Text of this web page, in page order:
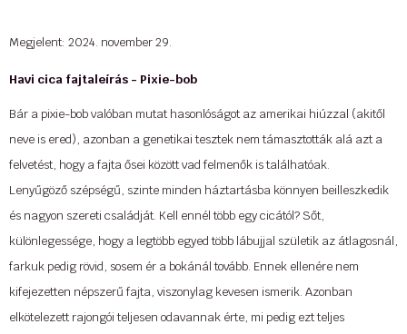
Megjelent: 2024. november 29.
Havi cica fajtaleírás - Pixie-bob
Bár a pixie-bob valóban mutat hasonlóságot az amerikai hiúzzal (akitől
neve is ered), azonban a genetikai tesztek nem támasztották alá azt a
felvetést, hogy a fajta ősei között vad felmenők is találhatóak.
Lenyűgöző szépségű, szinte minden háztartásba könnyen beilleszkedik
és nagyon szereti családját. Kell ennél több egy cicától? Sőt,
különlegessége, hogy a legtöbb egyed több lábujjal születik az átlagosnál,
farkuk pedig rövid, sosem ér a bokánál tovább. Ennek ellenére nem
kifejezetten népszerű fajta, viszonylag kevesen ismerik. Azonban
elkötelezett rajongói teljesen odavannak érte, mi pedig ezt teljes